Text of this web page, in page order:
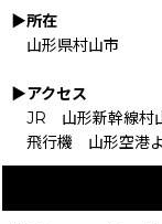
▶所在
山形県村山市
▶アクセス
JR 山形新幹線村
飛行機 山形空港